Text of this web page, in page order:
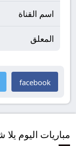
اسم القناة
المعلق
facebook
مباريات اليوم